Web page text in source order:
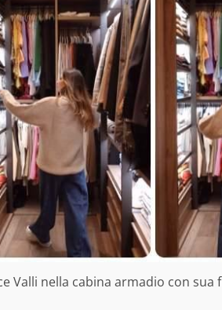
Valli nella cabina armadio con sua